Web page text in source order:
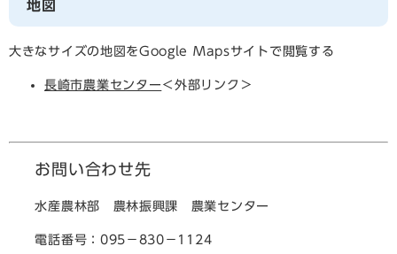
地図
大きなサイズの地図をGoogle Mapsサイトで閲覧する
長崎市農業センター ＜外部リンク＞
お問い合わせ先
水産農林部 農林振興課 農業センター
電話番号：095－830－1124